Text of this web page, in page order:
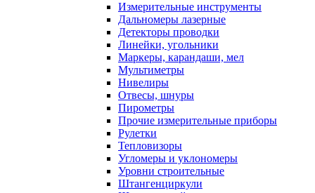
Измерительные инструменты
Дальномеры лазерные
Детекторы проводки
Линейки, угольники
Маркеры, карандаши, мел
Мультиметры
Нивелиры
Отвесы, шнуры
Пирометры
Прочие измерительные приборы
Рулетки
Тепловизоры
Угломеры и уклономеры
Уровни строительные
Штангенциркули